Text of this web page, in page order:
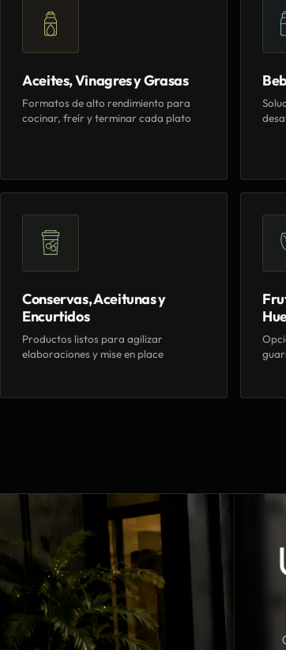
Aceites, Vinagres y Grasas
Formatos de alto rendimiento para
cocinar, freír y terminar cada plato
Conservas, Aceitunas y
Encurtidos
Productos listos para agilizar
elaboraciones y mise en place